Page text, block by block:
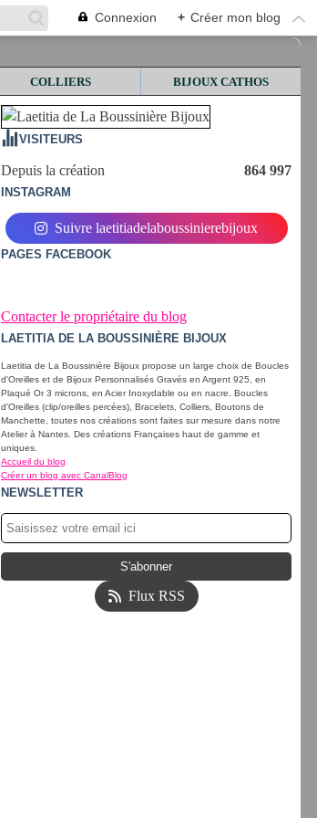
Connexion + Créer mon blog
COLLIERS BIJOUX CATHOS
VISITEURS
Depuis la création 864 997
INSTAGRAM
Suivre laetitiadelaboussinierebijoux
PAGES FACEBOOK
Contacter le propriétaire du blog
LAETITIA DE LA BOUSSINIÈRE BIJOUX
Laetitia de La Boussinière Bijoux propose un large choix de Boucles
d'Oreilles et de Bijoux Personnalisés Gravés en Argent 925, en
Plaqué Or 3 microns, en Acier Inoxydable ou en nacre. Boucles
d'Oreilles (clip/oreilles percées), Bracelets, Colliers, Boutons de
Manchette, toutes nos créations sont faites sur mesure dans notre
Atelier à Nantes. Des créations Françaises haut de gamme et
uniques.
Accueil du blog
Créer un blog avec CanalBlog
NEWSLETTER
Flux RSS